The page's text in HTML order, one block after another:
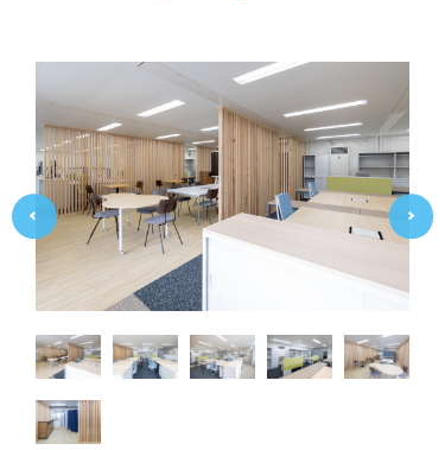
Previ
ous
Next